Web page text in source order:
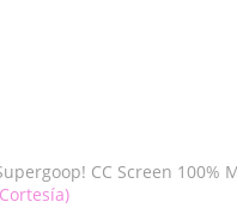
CC Screen 100%